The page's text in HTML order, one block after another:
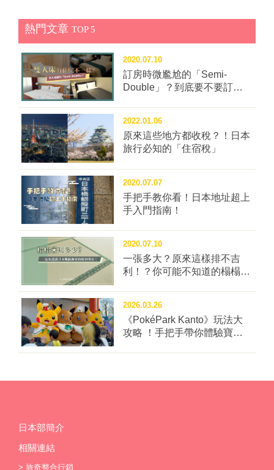
熱門文章 TOP 5
2020.07.10
訂房時微尷尬的「Semi-
Double」？到底要不要訂這
2022.01.06
原來這些地方都收稅？！日本
旅行必知的「住宿稅」
2020.07.07
手把手教你看！日本地址超上
手入門指南！
2020.07.10
一張多大？原來這樣排不吉
利！？你可能不知道的榻榻米
2026.03.26
《PokéPark Kanto》玩法大
攻略 ！手把手帶你體驗寶可
日本部簡介
相關連結
> 旅奇整合行銷